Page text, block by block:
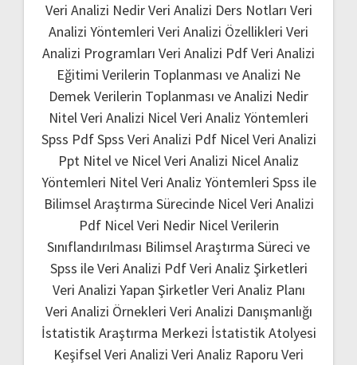
Veri Analizi NedirVeri Analizi Ders Notları Veri
Analizi Yöntemleri Veri Analizi Özellikleri Veri
Analizi Programları Veri Analizi PdfVeri Analizi
Eğitimi Verilerin Toplanması ve Analizi Ne
Demek Verilerin Toplanması ve Analizi Nedir
Nitel Veri Analizi Nicel Veri Analiz Yöntemleri
Spss PdfSpss Veri Analizi Pdf Nicel Veri Analizi
Ppt Nitel ve Nicel Veri Analizi Nicel Analiz
Yöntemleri Nitel Veri Analiz Yöntemleri Spss ile
Bilimsel Araştırma Sürecinde Nicel Veri Analizi
Pdf Nicel Veri Nedir Nicel Verilerin
Sınıflandırılması Bilimsel Araştırma Süreci ve
Spss ile Veri Analizi PdfVeri Analiz Şirketleri
Veri Analizi Yapan ŞirketlerVeri Analiz Planı
Veri Analizi Örnekleri Veri Analizi Danışmanlığı
İstatistik Araştırma Merkezi İstatistik Atolyesi
Keşifsel Veri Analizi Veri Analiz Raporu Veri